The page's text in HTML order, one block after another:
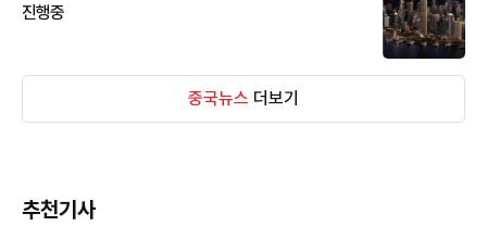
진행중
중국뉴스 더보기
추천기사